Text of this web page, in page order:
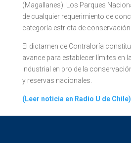
(Magallanes). Los Parques
de cualquier requerimiento de
categoría estricta de conservación.
El dictamen de Contraloría
avance para establecer límites en
industrial en pro de la
y reservas nacionales.
(Leer noticia en Radio U de Chile)